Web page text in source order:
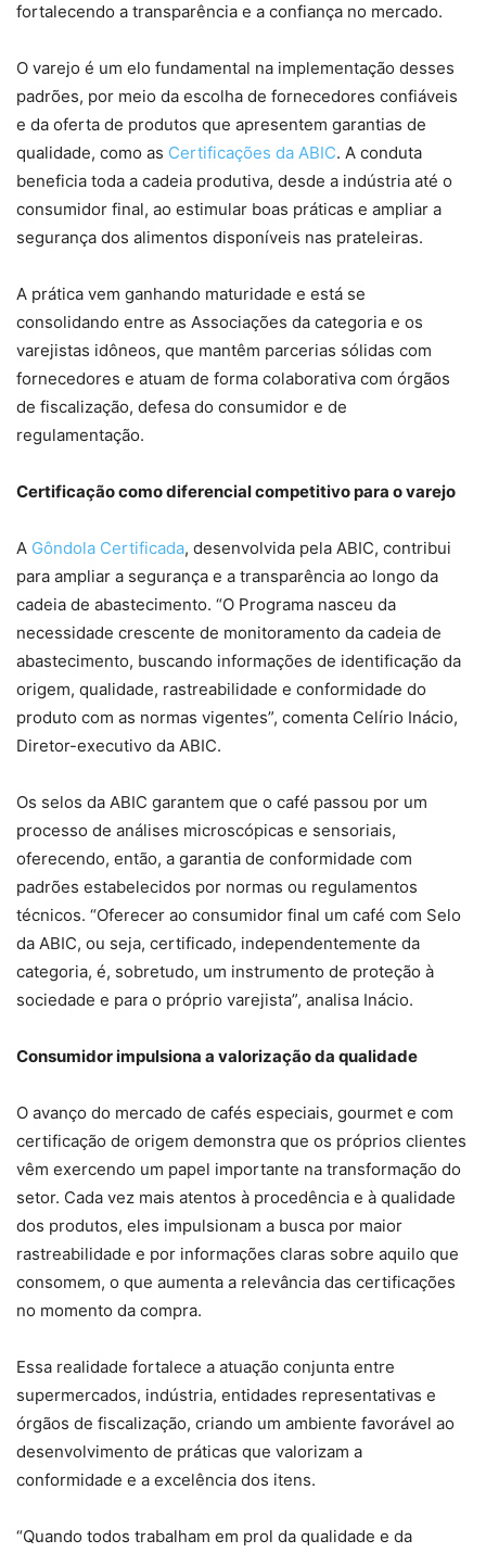
fortalecendo a transparência e a confiança no mercado.
O varejo é um elo fundamental na implementação desses
padrões, por meio da escolha de fornecedores confiáveis
e da oferta de produtos que apresentem garantias de
qualidade, como as Certificações da ABIC. A conduta
beneficia toda a cadeia produtiva, desde a indústria até o
consumidor final, ao estimular boas práticas e ampliar a
segurança dos alimentos disponíveis nas prateleiras.
A prática vem ganhando maturidade e está se
consolidando entre as Associações da categoria e os
varejistas idôneos, que mantêm parcerias sólidas com
fornecedores e atuam de forma colaborativa com órgãos
de fiscalização, defesa do consumidor e de
regulamentação.
Certificação como diferencial competitivo para o varejo
A Gôndola Certificada, desenvolvida pela ABIC, contribui
para ampliar a segurança e a transparência ao longo da
cadeia de abastecimento. “O Programa nasceu da
necessidade crescente de monitoramento da cadeia de
abastecimento, buscando informações de identificação da
origem, qualidade, rastreabilidade e conformidade do
produto com as normas vigentes”, comenta Celírio Inácio,
Diretor-executivo da ABIC.
Os selos da ABIC garantem que o café passou por um
processo de análises microscópicas e sensoriais,
oferecendo, então, a garantia de conformidade com
padrões estabelecidos por normas ou regulamentos
técnicos. “Oferecer ao consumidor final um café com Selo
da ABIC, ou seja, certificado, independentemente da
categoria, é, sobretudo, um instrumento de proteção à
sociedade e para o próprio varejista”, analisa Inácio.
Consumidor impulsiona a valorização da qualidade
O avanço do mercado de cafés especiais, gourmet e com
certificação de origem demonstra que os próprios clientes
vêm exercendo um papel importante na transformação do
setor. Cada vez mais atentos à procedência e à qualidade
dos produtos, eles impulsionam a busca por maior
rastreabilidade e por informações claras sobre aquilo que
consomem, o que aumenta a relevância das certificações
no momento da compra.
Essa realidade fortalece a atuação conjunta entre
supermercados, indústria, entidades representativas e
órgãos de fiscalização, criando um ambiente favorável ao
desenvolvimento de práticas que valorizam a
conformidade e a excelência dos itens.
“Quando todos trabalham em prol da qualidade e da